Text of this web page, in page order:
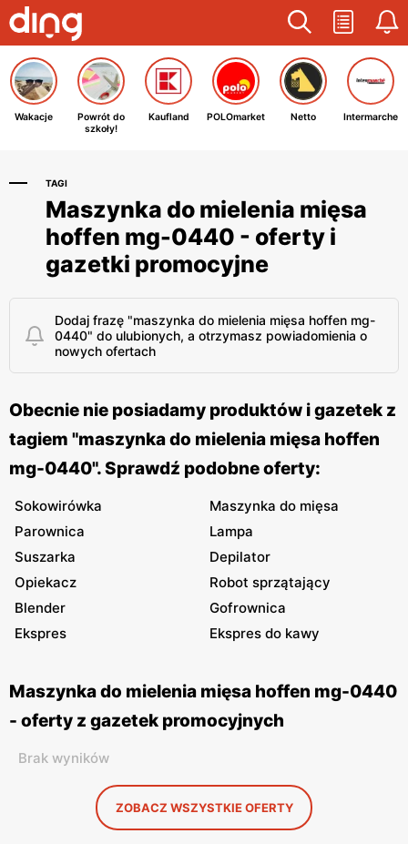
Wakacje
Powrót do
szkoły!
Kaufland POLOmarket Netto Intermarche
TAGI
Maszynka do mielenia mięsa
hoffen mg-0440 - oferty i
gazetki promocyjne
Dodaj frazę "maszynka do mielenia mięsa hoffen mg-
0440" do ulubionych, a otrzymasz powiadomienia o
nowych ofertach
Obecnie nie posiadamy produktów i gazetek z
tagiem "maszynka do mielenia mięsa hoffen
mg-0440". Sprawdź podobne oferty:
Sokowirówka
Maszynka do mięsa
Parownica
Lampa
Suszarka
Depilator
Opiekacz
Robot sprzątający
Blender
Gofrownica
Ekspres
Ekspres do kawy
Maszynka do mielenia mięsa hoffen mg-0440
- oferty z gazetek promocyjnych
Brak wyników
ZOBACZ WSZYSTKIE OFERTY